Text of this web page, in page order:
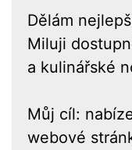
Dělám
Miluji
a kulinářské
Můj cíl:
webové